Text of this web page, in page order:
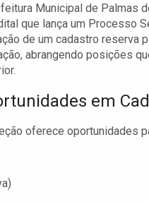
Municipal de Palmas
que lança um Processo
de um cadastro reserva
abrangendo posições
em
oferece oportunidades